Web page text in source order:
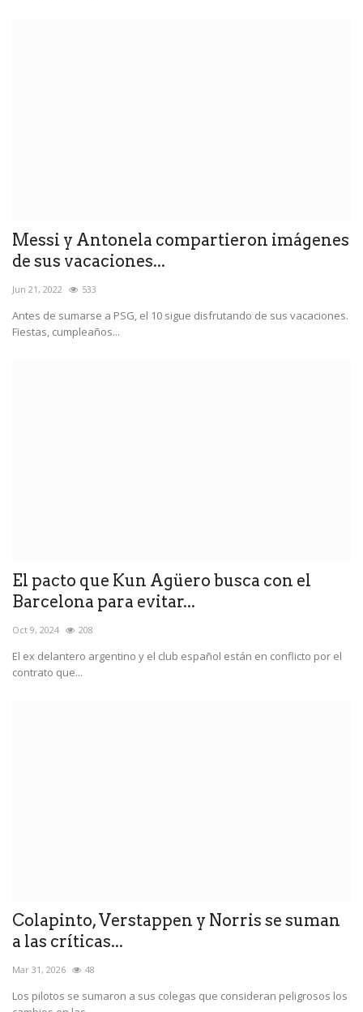
Messi y Antonela compartieron imágenes
de sus vacaciones...
Jun 21, 2022 533
Antes de sumarse a PSG, el 10 sigue disfrutando de sus vacaciones.
Fiestas, cumpleaños...
El pacto que Kun Agüero busca con el
Barcelona para evitar...
Oct 9, 2024 208
El ex delantero argentino y el club español están en conflicto por el
contrato que...
Colapinto, Verstappen y Norris se suman
a las críticas...
Mar 31, 2026 48
Los pilotos se sumaron a sus colegas que consideran peligrosos los